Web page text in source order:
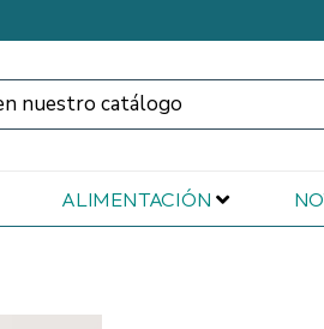
ALIMENTACIÓN